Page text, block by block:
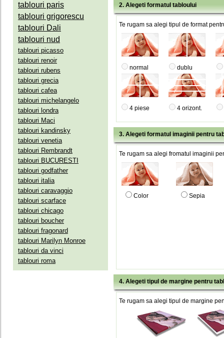
tablouri paris
tablouri grigorescu
tablouri Dali
tablouri nud
tablouri picasso
tablouri renoir
tablouri rubens
tablouri grecia
tablouri cafea
tablouri michelangelo
tablouri londra
tablouri Maci
tablouri kandinsky
tablouri venetia
tablouri Rembrandt
tablouri BUCURESTI
tablouri godfather
tablouri italia
tablouri caravaggio
tablouri scarface
tablouri chicago
tablouri boucher
tablouri fragonard
tablouri Marilyn Monroe
tablouri da vinci
tablouri roma
2. Alegeti formatul tabloului
Te rugam sa alegi tipul de format
normal dublu
4 piese 4 orizont.
3. Alegeti formatul imaginii pentru
Te rugam sa alegi fromatul imaginii
Color Sepia
4. Alegeti tipul de margine pentru
Te rugam sa alegi tipul de margine